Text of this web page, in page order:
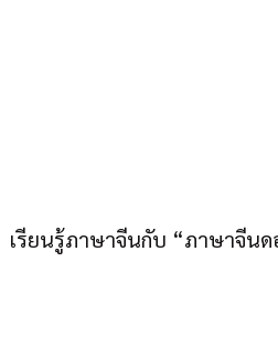
เรียนรู้ภาษาจีนกับ “ภาษาจีน